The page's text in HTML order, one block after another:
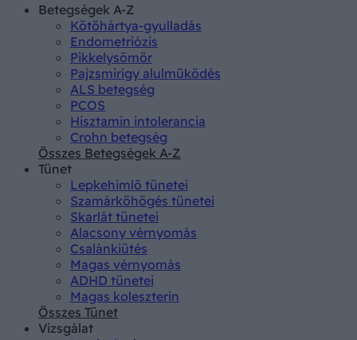
Betegségek A-Z
Kötőhártya-gyulladás
Endometriózis
Pikkelysömör
Pajzsmirigy alulműködés
ALS betegség
PCOS
Hisztamin intolerancia
Crohn betegség
Összes Betegségek A-Z
Tünet
Lepkehimlő tünetei
Szamárköhögés tünetei
Skarlát tünetei
Alacsony vérnyomás
Csalánkiütés
Magas vérnyomás
ADHD tünetei
Magas koleszterin
Összes Tünet
Vizsgálat